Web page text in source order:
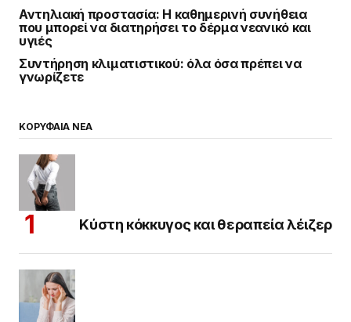
Αντηλιακή προστασία: Η καθημερινή συνήθεια
που μπορεί να διατηρήσει το δέρμα νεανικό και
υγιές
Συντήρηση κλιματιστικού: όλα όσα πρέπει να
γνωρίζετε
ΚΟΡΥΦΑΙΑ ΝΕΑ
Κύστη κόκκυγος και θεραπεία λέιζερ